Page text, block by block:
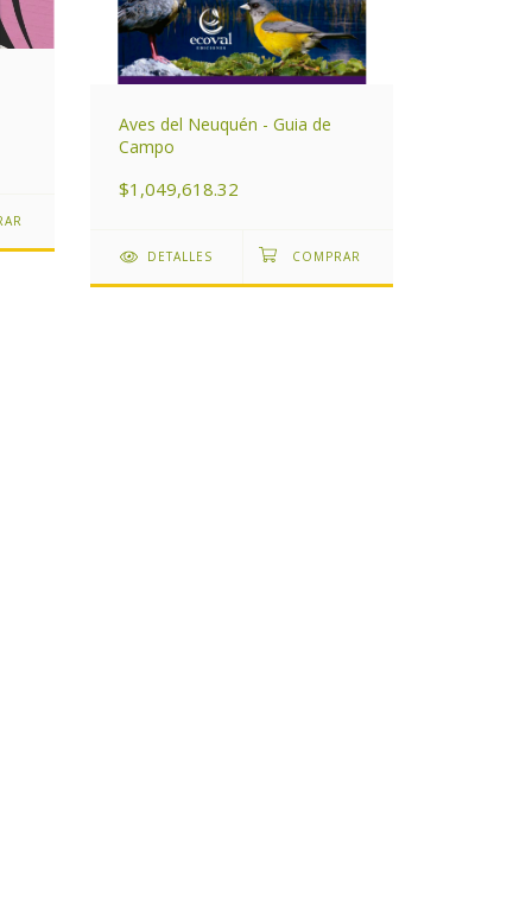
Aves del Neuquén - Guia de
Campo
$1,049,618.32
DETALLES